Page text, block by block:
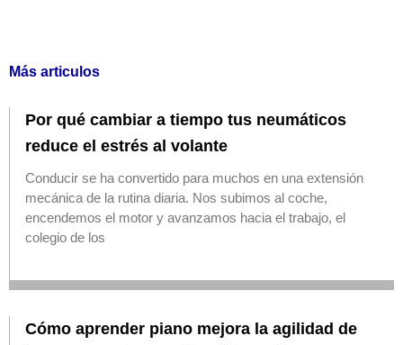
Más articulos
Por qué cambiar a tiempo tus neumáticos
reduce el estrés al volante
Conducir se ha convertido para muchos en una extensión
mecánica de la rutina diaria. Nos subimos al coche,
encendemos el motor y avanzamos hacia el trabajo, el
colegio de los
Cómo aprender piano mejora la agilidad de